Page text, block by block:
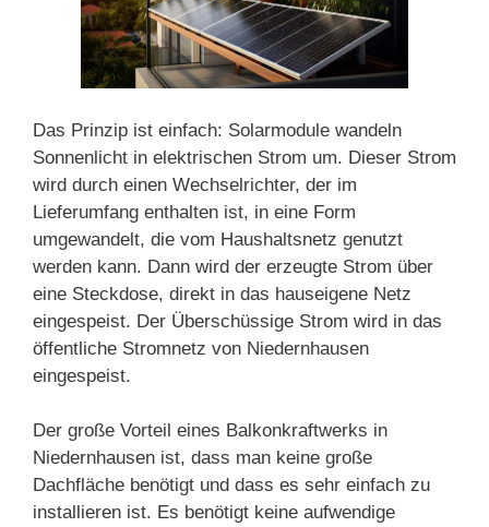
Das Prinzip ist einfach: Solarmodule wandeln
Sonnenlicht in elektrischen Strom um. Dieser Strom
wird durch einen Wechselrichter, der im
Lieferumfang enthalten ist, in eine Form
umgewandelt, die vom Haushaltsnetz genutzt
werden kann. Dann wird der erzeugte Strom über
eine Steckdose, direkt in das hauseigene Netz
eingespeist. Der Überschüssige Strom wird in das
öffentliche Stromnetz von Niedernhausen
eingespeist.
Der große Vorteil eines Balkonkraftwerks in
Niedernhausen ist, dass man keine große
Dachfläche benötigt und dass es sehr einfach zu
installieren ist. Es benötigt keine aufwendige